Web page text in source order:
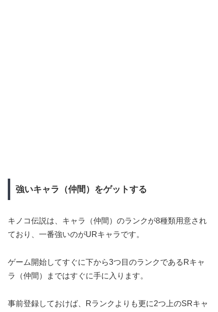
強いキャラ（仲間）をゲットする
キノコ伝説は、キャラ（仲間）のランクが8種類用意され
ており、一番強いのがURキャラです。
ゲーム開始してすぐに下から3つ目のランクであるRキャ
ラ（仲間）まではすぐに手に入ります。
事前登録しておけば、Rランクよりも更に2つ上のSRキャ